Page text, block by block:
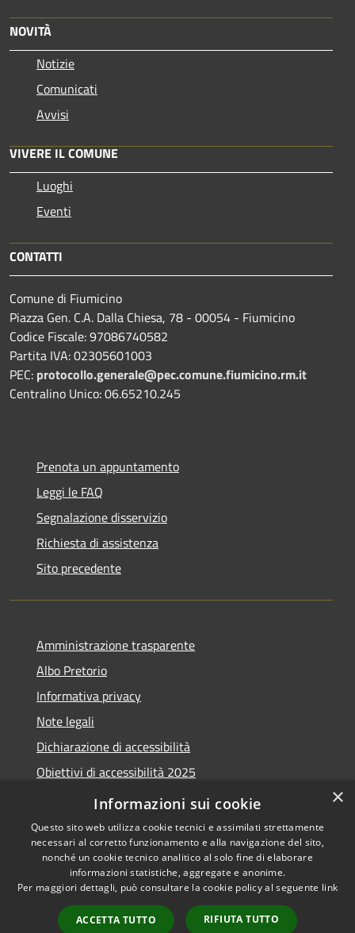
NOVITÀ
Notizie
Comunicati
Avvisi
VIVERE IL COMUNE
Luoghi
Eventi
CONTATTI
Comune di Fiumicino
Piazza Gen. C.A. Dalla Chiesa, 78 - 00054 - Fiumicino
Codice Fiscale: 97086740582
Partita IVA: 02305601003
PEC: protocollo.generale@pec.comune.fiumicino.rm.it
Centralino Unico: 06.65210.245
Prenota un appuntamento
Leggi le FAQ
Segnalazione disservizio
Richiesta di assistenza
Sito precedente
Amministrazione trasparente
Albo Pretorio
Informativa privacy
Note legali
Dichiarazione di accessibilità
Obiettivi di accessibilità 2025
Meccanismo di feedback
Accessibilità
Copyright © 2026 • Comune di
Fiumicino • Powered by
Municipium•
Accesso
×
Informazioni sui cookie
Questo sito web utilizza cookie tecnici e assimilati strettamente
necessari al corretto funzionamento e alla navigazione del sito,
nonché un cookie tecnico analitico al solo fine di elaborare
informazioni statistiche, aggregate e anonime.
Per maggiori dettagli, può consultare la cookie policy al seguente link
ACCETTA TUTTO RIFIUTA TUTTO